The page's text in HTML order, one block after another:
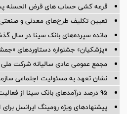
قرعه کشی حساب های قرض الحسنه پس
تعیین تکلیف طرح‌های معدنی و
مانده سپرده‌های بانک سینا در سال گذشته ۶۳.۲ درصد رشد
«پزشکیان» جشنواره دستاوردهای
مجمع عمومی عادی سالیانه شرکت
نشان تعهد به مسئولیت اجتماعی
95 درصد درآمدهای بانک سینا از فعالیت‌های عملیاتی تامین شد
پیشنهادهای ویژه رومینگ ایرانسل برای